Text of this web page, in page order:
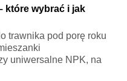
które wybrać i jak
trawnika pod porę roku
uniwersalne NPK, na